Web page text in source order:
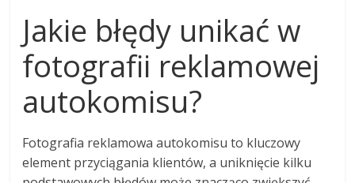
Jakie błędy unikać w
fotografii reklamowej
autokomisu?
Fotografia reklamowa autokomisu to kluczowy
element przyciągania klientów, a uniknięcie kilku